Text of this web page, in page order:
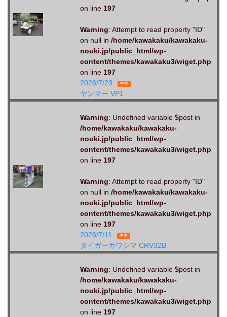
on line 197
Warning: Attempt to read property "ID"
on null in /home/kawakaku/kawakaku-
nouki.jp/public_html/wp-
content/themes/kawakaku3/wiget.php
on line 197
2026/7/23
中古
ヤンマー VP1
Warning: Undefined variable $post in
/home/kawakaku/kawakaku-
nouki.jp/public_html/wp-
content/themes/kawakaku3/wiget.php
on line 197
Warning: Attempt to read property "ID"
on null in /home/kawakaku/kawakaku-
nouki.jp/public_html/wp-
content/themes/kawakaku3/wiget.php
on line 197
2026/7/11
中古
タイガーカワシマ CRV32B
Warning: Undefined variable $post in
/home/kawakaku/kawakaku-
nouki.jp/public_html/wp-
content/themes/kawakaku3/wiget.php
on line 197